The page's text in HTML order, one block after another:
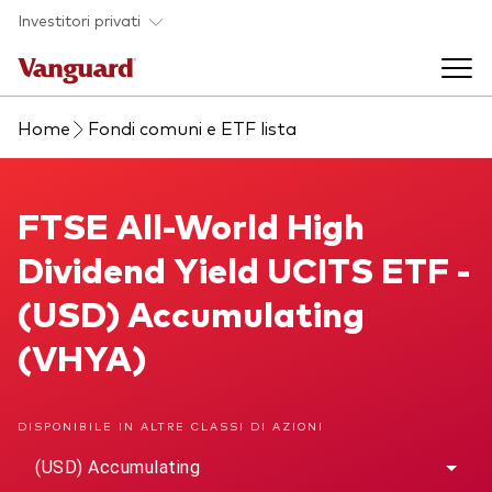
Skip to main content
Investitori privati
Prodotti di investimento
Prodotti
ETF
Fondi comuni
Asset class
La società
Back to main menu
Chi siamo
Come investire
Home Fondi comuni e ETF lista
FTSE All-World High Dividend Yield UCITS ETF
FTSE All-World High
Dividend Yield UCITS ETF -
(USD) Accumulating
(VHYA)
DISPONIBILE IN ALTRE CLASSI DI AZIONI
(USD) Accumulating